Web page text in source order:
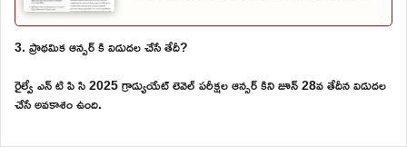
3. ప్రాథమిక ఆన్సర్ కి విడుదల చేసే తేదీ?
రైల్వే ఎన్ టి పి సి 2025 గ్రాడ్యుయేట్ లెవెల్ పరీక్షల ఆన్సర్ కిని జూన్ 28వ తేదీన విడుదల
చేసే అవకాశం ఉంది.